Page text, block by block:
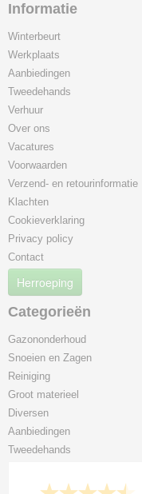
Informatie
Winterbeurt
Werkplaats
Aanbiedingen
Tweedehands
Verhuur
Over ons
Vacatures
Voorwaarden
Verzend- en retourinformatie
Klachten
Cookieverklaring
Privacy policy
Contact
Herroeping
Categorieën
Gazononderhoud
Snoeien en Zagen
Reiniging
Groot materieel
Diversen
Aanbiedingen
Tweedehands